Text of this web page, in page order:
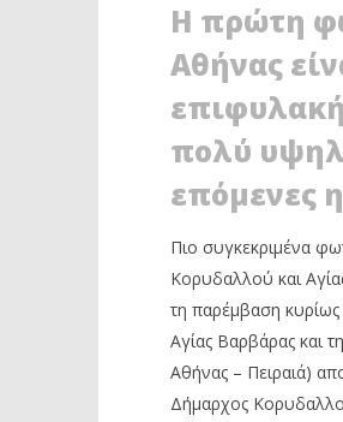
ΟΡΟΣ ΑΙΓΑΛΕΩ
Μαΐου
Maxitis
Petroupolis
Η πρώτη
Αθήνας
πολύ
επόμενες
Πιο συγκεκριμένα
Κορυδαλλού και
τη παρέμβαση
Αγίας Βαρβάρας και
Αθήνας – Πειραιά)
Δήμαρχος